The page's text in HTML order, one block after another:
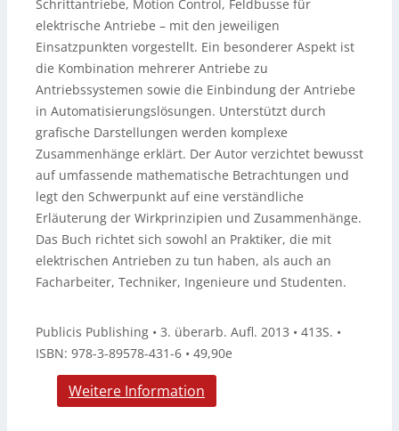
Schrittantriebe, Motion Control, Feldbusse für
elektrische Antriebe – mit den jeweiligen
Einsatzpunkten vorgestellt. Ein besonderer Aspekt ist
die Kombination mehrerer Antriebe zu
Antriebssystemen sowie die Einbindung der Antriebe
in Automatisierungslösungen. Unterstützt durch
grafische Darstellungen werden komplexe
Zusammenhänge erklärt. Der Autor verzichtet bewusst
auf umfassende mathematische Betrachtungen und
legt den Schwerpunkt auf eine verständliche
Erläuterung der Wirkprinzipien und Zusammenhänge.
Das Buch richtet sich sowohl an Praktiker, die mit
elektrischen Antrieben zu tun haben, als auch an
Facharbeiter, Techniker, Ingenieure und Studenten.
Publicis Publishing • 3. überarb. Aufl. 2013 • 413S. •
ISBN: 978-3-89578-431-6 • 49,90e
Weitere Information